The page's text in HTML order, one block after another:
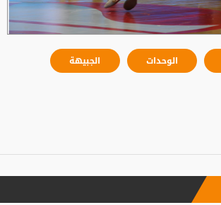
الوحدات الجبيهة